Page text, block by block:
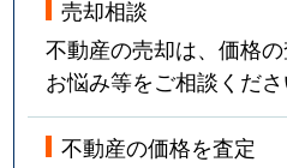
売却相談
不動産の売却は、価格
お悩み等をご相談くださ
不動産の価格を査定